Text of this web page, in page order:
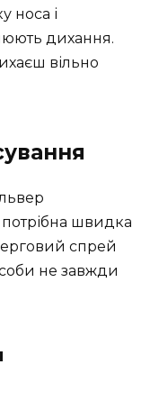
носа і
дихання.
вільно
швидка
спрей
не завжди